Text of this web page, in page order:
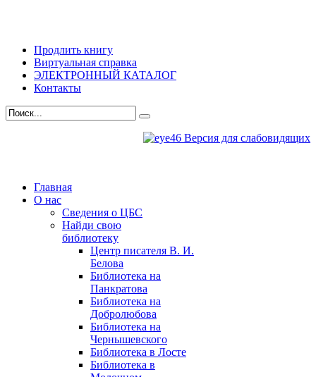
Продлить книгу
Виртуальная справка
ЭЛЕКТРОННЫЙ КАТАЛОГ
Контакты
Версия для слабовидящих
Главная
О нас
Сведения о ЦБС
Найди свою
библиотеку
Центр писателя В. И.
Белова
Библиотека на
Панкратова
Библиотека на
Добролюбова
Библиотека на
Чернышевского
Библиотека в Лосте
Библиотека в